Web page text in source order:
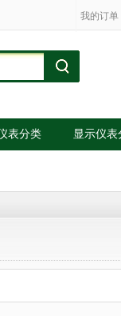
我的订单
表分类 显示仪表